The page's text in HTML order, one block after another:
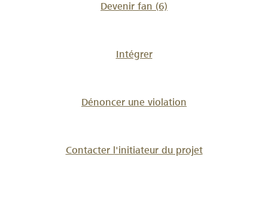
Devenir fan (6)
Intégrer
Dénoncer une violation
Contacter l'initiateur du projet